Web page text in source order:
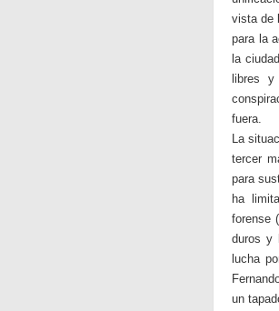
vista de
para la
la
libres
fuera.
La
tercer
para
ha
forense
duros y
lucha
un